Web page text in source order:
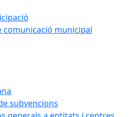
comunicació municipal
subvencions